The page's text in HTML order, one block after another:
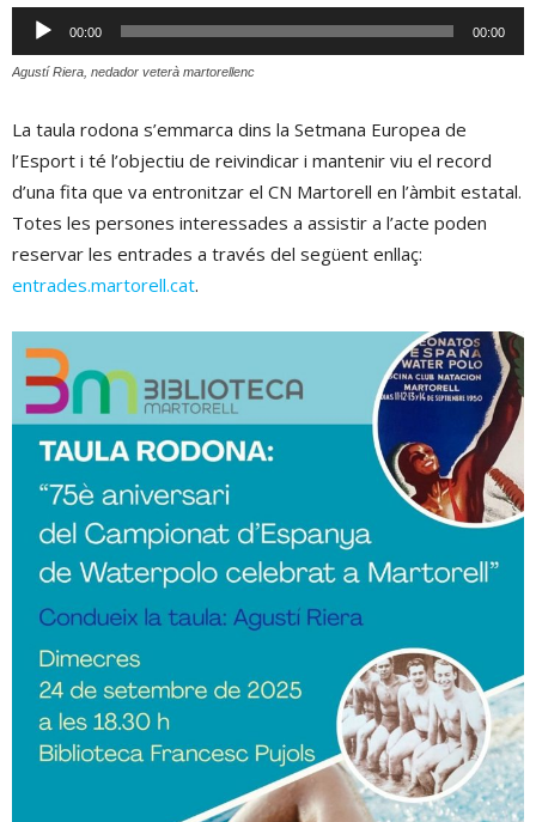
Reproductor
d'àudio
00:00 00:00
Agustí Riera, nedador veterà martorellenc
La taula rodona s’emmarca dins la Setmana Europea de
l’Esport i té l’objectiu de reivindicar i mantenir viu el record
d’una fita que va entronitzar el CN Martorell en l’àmbit estatal.
Totes les persones interessades a assistir a l’acte poden
reservar les entrades a través del següent enllaç:
entrades.martorell.cat.